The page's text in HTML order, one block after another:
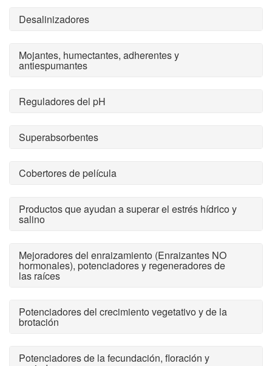
Desalinizadores
Mojantes, humectantes, adherentes y
antiespumantes
Reguladores del pH
Superabsorbentes
Cobertores de película
Productos que ayudan a superar el estrés hídrico y
salino
Mejoradores del enraizamiento (Enraizantes NO
hormonales), potenciadores y regeneradores de
las raíces
Potenciadores del crecimiento vegetativo y de la
brotación
Potenciadores de la fecundación, floración y